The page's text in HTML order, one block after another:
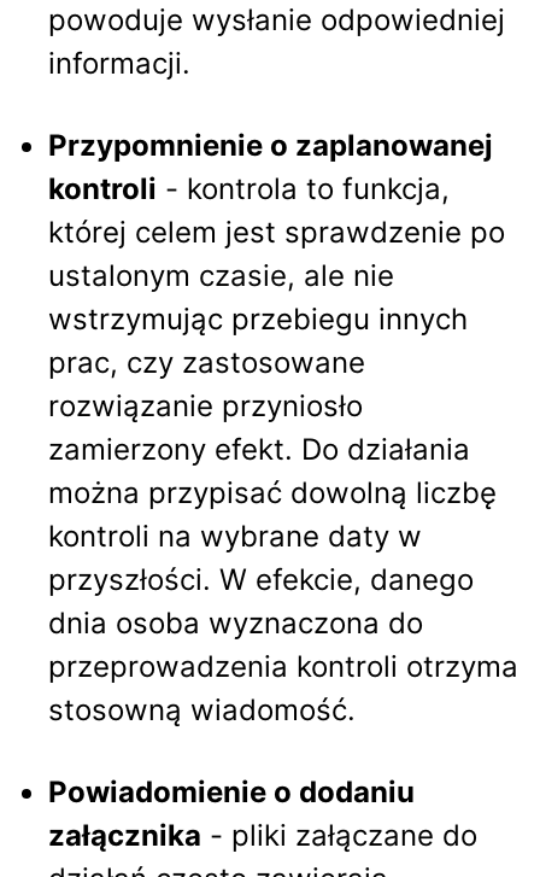
powoduje wysłanie odpowiedniej
informacji.
Przypomnienie o zaplanowanej
kontroli - kontrola to funkcja,
której celem jest sprawdzenie po
ustalonym czasie, ale nie
wstrzymując przebiegu innych
prac, czy zastosowane
rozwiązanie przyniosło
zamierzony efekt. Do działania
można przypisać dowolną liczbę
kontroli na wybrane daty w
przyszłości. W efekcie, danego
dnia osoba wyznaczona do
przeprowadzenia kontroli otrzyma
stosowną wiadomość.
Powiadomienie o dodaniu
załącznika - pliki załączane do